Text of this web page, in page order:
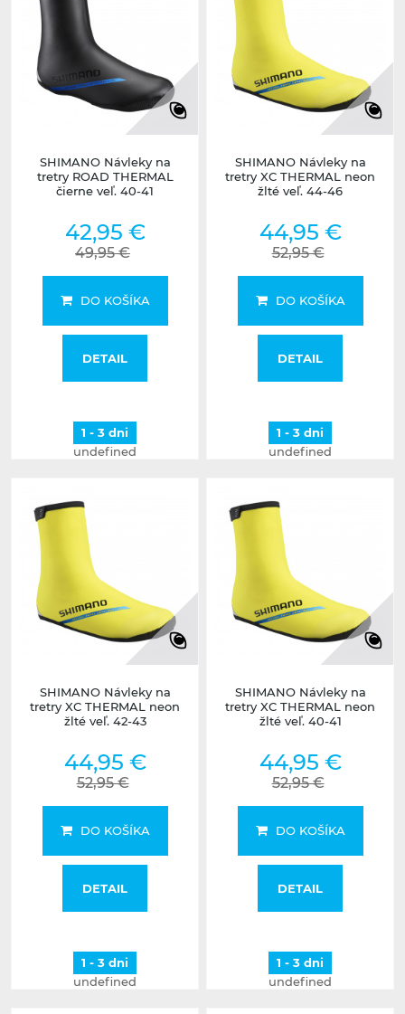
SHIMANO Návleky na
tretry ROAD THERMAL
čierne veľ. 40-41
42,95 €
49,95 €
DO KOŠÍKA
DETAIL
1 - 3 dni
undefined
SHIMANO Návleky na
tretry XC THERMAL neon
žlté veľ. 44-46
44,95 €
52,95 €
DO KOŠÍKA
DETAIL
1 - 3 dni
undefined
SHIMANO Návleky na
tretry XC THERMAL neon
žlté veľ. 42-43
44,95 €
52,95 €
DO KOŠÍKA
DETAIL
1 - 3 dni
undefined
SHIMANO Návleky na
tretry XC THERMAL neon
žlté veľ. 40-41
44,95 €
52,95 €
DO KOŠÍKA
DETAIL
1 - 3 dni
undefined